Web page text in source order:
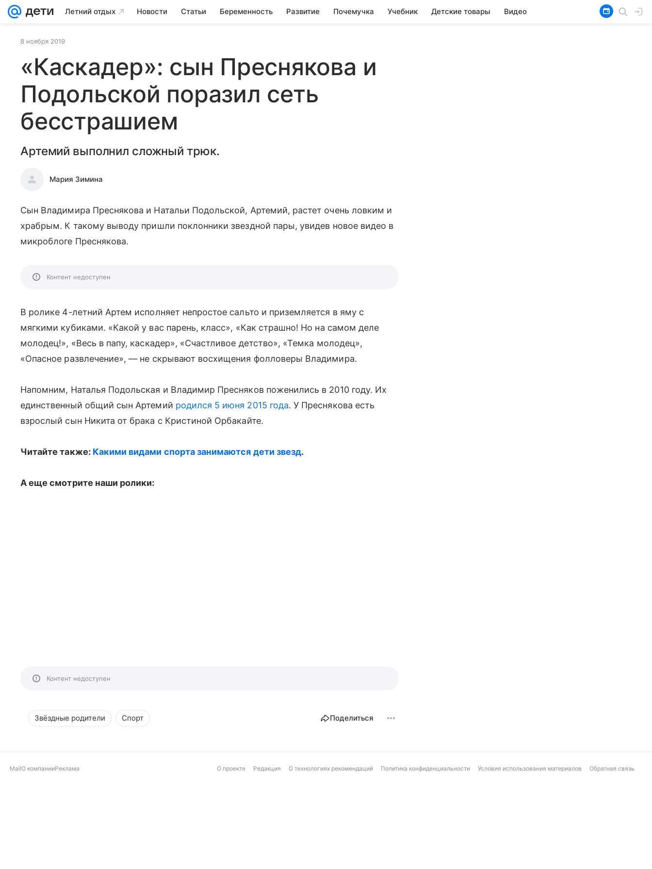
Летний отдых Новости Статьи Беременность Развитие Почемучка Учебник Детские товары Видео
8 ноября 2019
«Каскадер»: сын Преснякова и
Подольской поразил сеть
бесстрашием
Артемий выполнил сложный трюк.
Мария Зимина
Сын Владимира Преснякова и Натальи Подольской, Артемий, растет очень ловким и
храбрым. К такому выводу пришли поклонники звездной пары, увидев новое видео в
микроблоге Преснякова.
Контент недоступен
В ролике 4-летний Артем исполняет непростое сальто и приземляется в яму с
мягкими кубиками. «Какой у вас парень, класс», «Как страшно! Но на самом деле
молодец!», «Весь в папу, каскадер», «Счастливое детство», «Темка молодец»,
«Опасное развлечение», — не скрывают восхищения фолловеры Владимира.
Напомним, Наталья Подольская и Владимир Пресняков поженились в 2010 году. Их
единственный общий сын Артемий родился 5 июня 2015 года. У Преснякова есть
взрослый сын Никита от брака с Кристиной Орбакайте.
Читайте также: Какими видами спорта занимаются дети звезд.
А еще смотрите наши ролики:
Контент недоступен
Звёздные родители Спорт Поделиться
MailО компанииРеклама О проекте Редакция О технологиях рекомендаций Политика конфиденциальности Условия использования материалов Обратная связь